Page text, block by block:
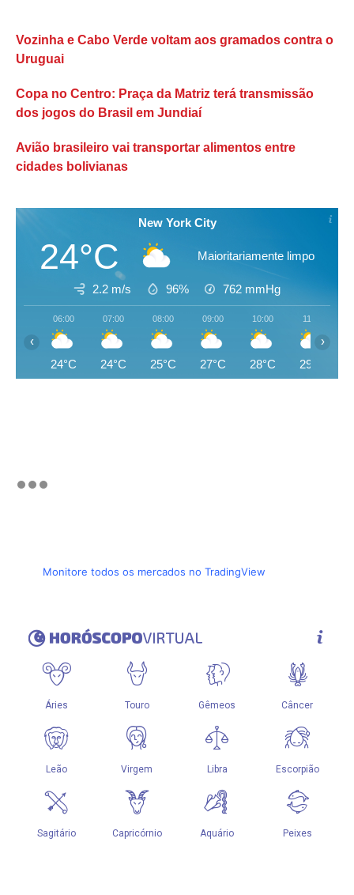
Vozinha e Cabo Verde voltam aos gramados contra o
Uruguai
Copa no Centro: Praça da Matriz terá transmissão
dos jogos do Brasil em Jundiaí
Avião brasileiro vai transportar alimentos entre
cidades bolivianas
New York City
24°C Maioritariamente limpo
2.2 m/s 96% 762 mmHg
06:00
24°C
07:00
24°C
08:00
25°C
09:00
27°C
10:00
28°C
11:00
29°C
‹ ›
Monitore todos os mercados no TradingView